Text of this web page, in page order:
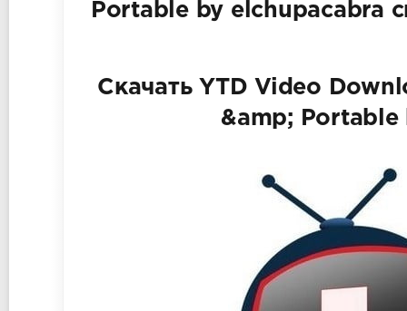
Portable by elchupacabra
Скачать YTD Video
&amp; Portable